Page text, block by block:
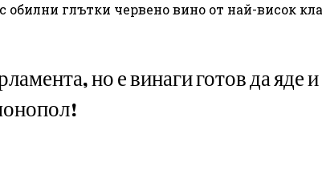
глътки червено вино от най-висок
но е винаги готов да яде и